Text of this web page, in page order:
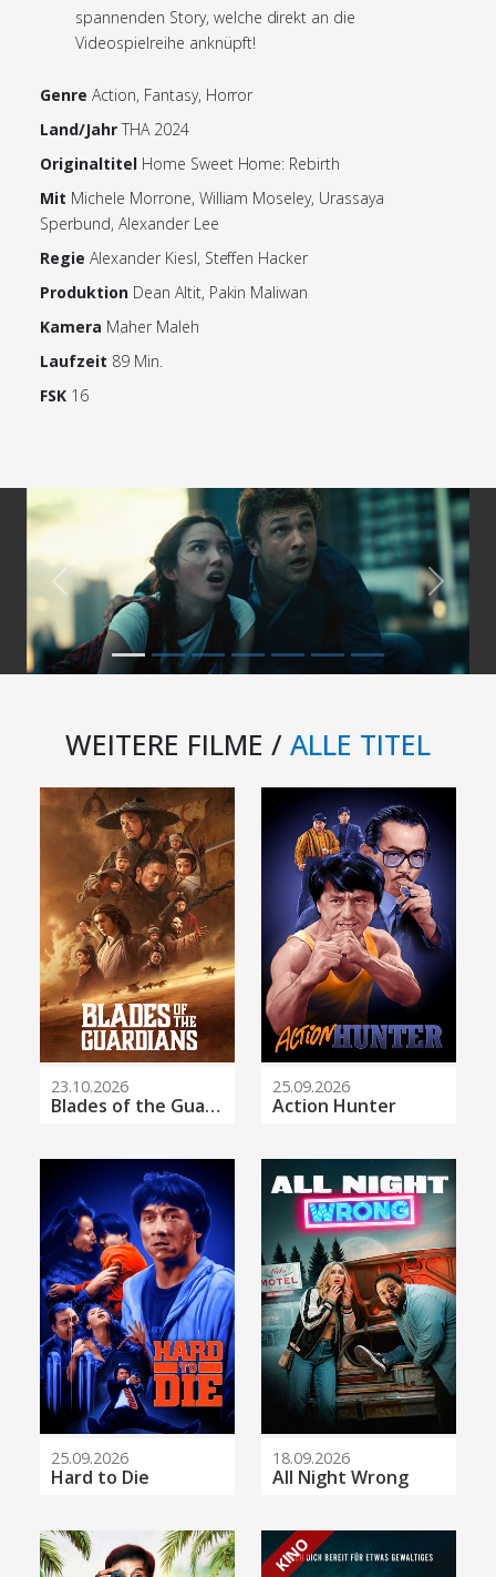
spannenden Story, welche direkt an die
Videospielreihe anknüpft!
Genre Action, Fantasy, Horror
Land/Jahr THA 2024
Originaltitel Home Sweet Home: Rebirth
Mit Michele Morrone, William Moseley, Urassaya
Sperbund, Alexander Lee
Regie Alexander Kiesl, Steffen Hacker
Produktion Dean Altit, Pakin Maliwan
Kamera Maher Maleh
Laufzeit 89 Min.
FSK 16
Previous Next
WEITERE FILME / ALLE TITEL
23.10.2026
Blades of the Guardians
25.09.2026
Action Hunter
25.09.2026
Hard to Die
18.09.2026
All Night Wrong
KINO